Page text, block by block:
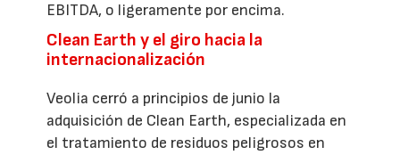
EBITDA, o ligeramente por encima.
Clean Earth y el giro hacia la
internacionalización
Veolia cerró a principios de junio la
adquisición de Clean Earth, especializada en
el tratamiento de residuos peligrosos en